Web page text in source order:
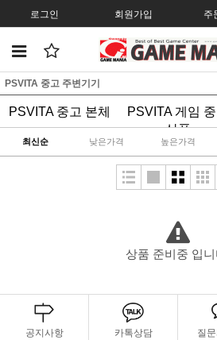
로그인 회원가입 주
PSVITA 중고 주변기기
PSVITA 중고 본체
PSVITA 게임
상품
최신순 낮은가격 높은가격
상품 준비중 입니
공지사항 카톡상담 질